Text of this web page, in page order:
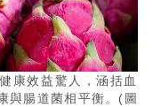
康效益驚人，涵括血
與腸道菌相平衡。(圖